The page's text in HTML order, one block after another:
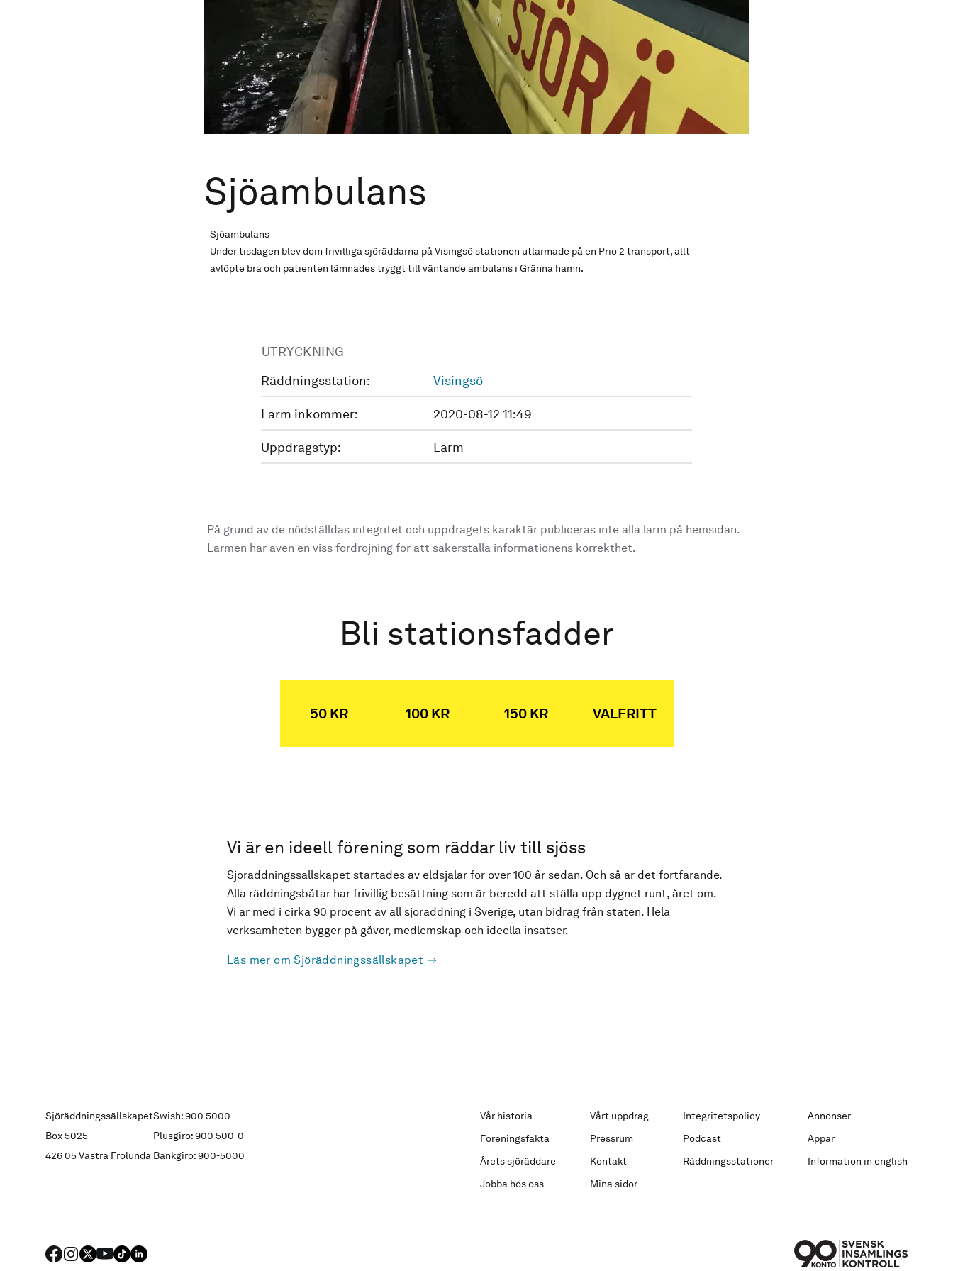
Sjöambulans
Sjöambulans
Under tisdagen blev dom frivilliga sjöräddarna på Visingsö stationen utlarmade på en Prio 2 transport, allt
avlöpte bra och patienten lämnades tryggt till väntande ambulans i Gränna hamn.
UTRYCKNING
Räddningsstation:
Visingsö
Larm inkommer: 2020-08-12 11:49
Uppdragstyp: Larm
På grund av de nödställdas integritet och uppdragets karaktär publiceras inte alla larm på hemsidan.
Larmen har även en viss fördröjning för att säkerställa informationens korrekthet.
Bli stationsfadder
50 KR 100 KR 150 KR VALFRITT
Vi är en ideell förening som räddar liv till sjöss
Sjöräddningssällskapet startades av eldsjälar för över 100 år sedan. Och så är det fortfarande.
Alla räddningsbåtar har frivillig besättning som är beredd att ställa upp dygnet runt, året om.
Vi är med i cirka 90 procent av all sjöräddning i Sverige, utan bidrag från staten. Hela
verksamheten bygger på gåvor, medlemskap och ideella insatser.
Läs mer om Sjöräddningssällskapet
Sjöräddningssällskapet
Box 5025
426 05 Västra Frölunda
Swish: 900 5000
Plusgiro: 900 500-0
Bankgiro: 900-5000
Vår historia Vårt uppdrag Integritetspolicy
Annonser
Föreningsfakta
Pressrum Podcast
Appar
Årets sjöräddare
Kontakt Räddningsstationer
Information in english
Jobba hos oss
Mina sidor
FACEBOOK
Instagram
X YouTube
TIKTOKLINKED IN